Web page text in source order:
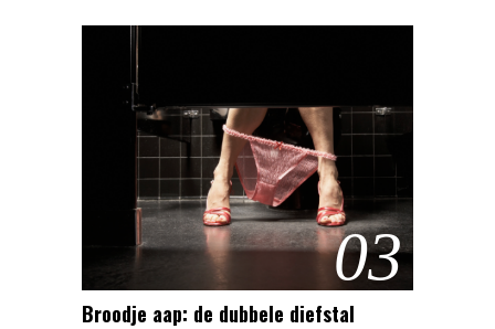
03
Broodje aap: de dubbele diefstal